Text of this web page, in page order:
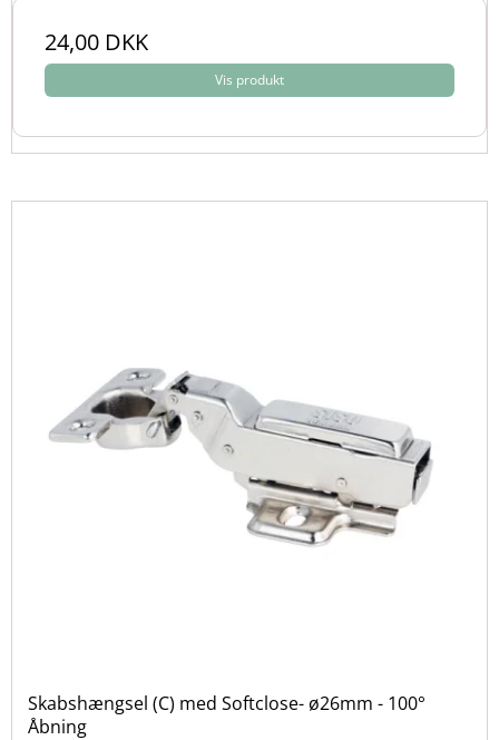
24,00 DKK
Vis produkt
Skabshængsel (C) med Softclose- ø26mm - 100°
Åbning